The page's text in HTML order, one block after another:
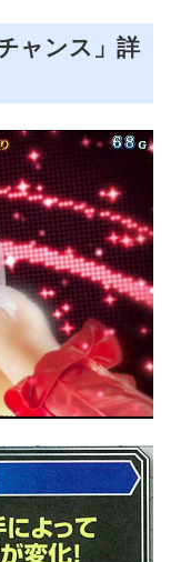
ャンス」詳